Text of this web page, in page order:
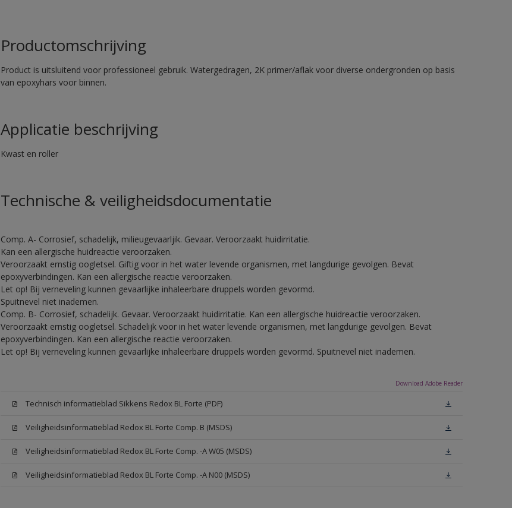
Productomschrijving
Product is uitsluitend voor professioneel gebruik. Watergedragen, 2K primer/aflak voor diverse ondergronden op basis
van epoxyhars voor binnen.
Applicatie beschrijving
Kwast en roller
Technische & veiligheidsdocumentatie
Comp. A- Corrosief, schadelijk, milieugevaarljik. Gevaar. Veroorzaakt huidirritatie.
Kan een allergische huidreactie veroorzaken.
Veroorzaakt ernstig oogletsel. Giftig voor in het water levende organismen, met langdurige gevolgen. Bevat
epoxyverbindingen. Kan een allergische reactie veroorzaken.
Let op! Bij verneveling kunnen gevaarlijke inhaleerbare druppels worden gevormd.
Spuitnevel niet inademen.
Comp. B- Corrosief, schadelijk. Gevaar. Veroorzaakt huidirritatie. Kan een allergische huidreactie veroorzaken.
Veroorzaakt ernstig oogletsel. Schadelijk voor in het water levende organismen, met langdurige gevolgen. Bevat
epoxyverbindingen. Kan een allergische reactie veroorzaken.
Let op! Bij verneveling kunnen gevaarlijke inhaleerbare druppels worden gevormd. Spuitnevel niet inademen.
Download Adobe Reader
Technisch informatieblad Sikkens Redox BL Forte (PDF)
Veiligheidsinformatieblad Redox BL Forte Comp. B (MSDS)
Veiligheidsinformatieblad Redox BL Forte Comp. -A W05 (MSDS)
Veiligheidsinformatieblad Redox BL Forte Comp. -A N00 (MSDS)